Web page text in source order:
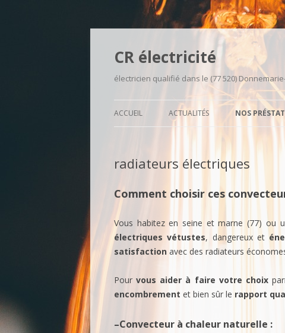
CR électricité
électricien qualifié dans le (77 520)
ACCUEIL ACTUALITÉS NOS
RÉNOVATION
VMC
REMISE AUX
RADIATEURS
radiateurs électriques
Comment choisir ces
Vous habitez en seine et marne (77) ou
électriques vétustes, dangereux et
satisfaction avec des radiateurs
Pourvous aider à faire votre choix
encombrement et bien sûr le rapport
–Convecteur à chaleur naturelle :